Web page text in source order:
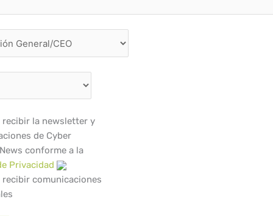
recibir la newsletter y
de Cyber
conforme a la
Privacidad
recibir comunicaciones